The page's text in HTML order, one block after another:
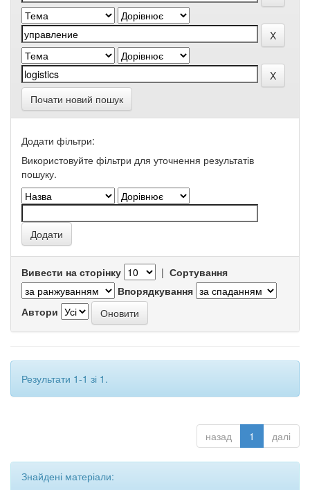
Почати новий пошук
Додати фільтри:
Використовуйте фільтри для уточнення результатів
пошуку.
Вивести на сторінку | Сортування
Впорядкування
Автори
Результати 1-1 зі 1.
назад 1 далі
Знайдені матеріали: